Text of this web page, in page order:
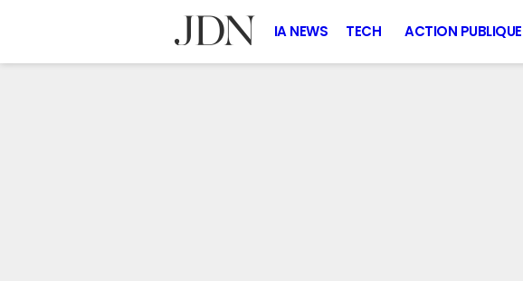
IA NEWS TECH ACTION PUBLIQUE